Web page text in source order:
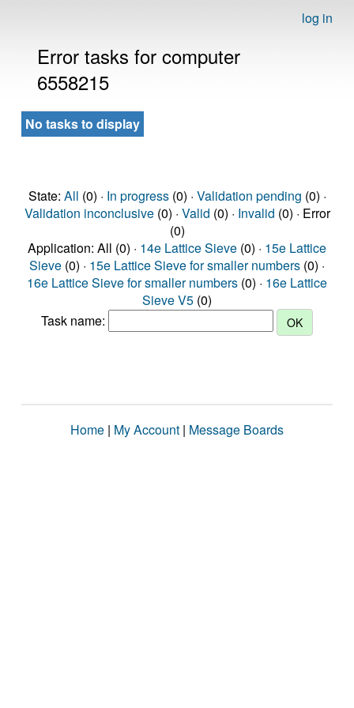
log in
Error tasks for computer
6558215
No tasks to display
State: All (0) · In progress(0) · Validation pending (0) ·
Validation inconclusive(0) · Valid (0) · Invalid (0) · Error
(0)
Application: All (0) · 14e Lattice Sieve (0) · 15e Lattice
Sieve (0) · 15e Lattice Sieve for smaller numbers (0) ·
16e Lattice Sieve for smaller numbers (0) · 16e Lattice
Sieve V5 (0)
Task name:
Home | My Account | Message Boards